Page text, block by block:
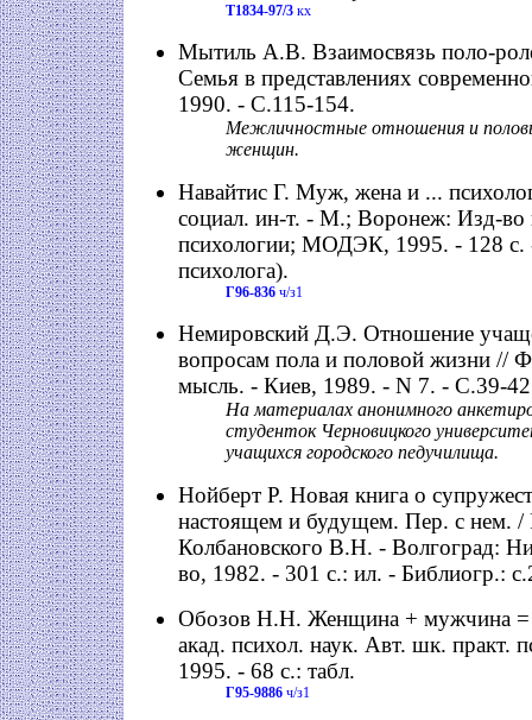
Т1834-97/3 кх
Мытиль А.В. Взаимосвязь поло-
Семья в представлениях
1990. - С.115-154.
Межличностные отношения и
женщин.
Навайтис Г. Муж, жена и ...
социал. ин-т. - М.; Воронеж: Изд-во
психологии; МОДЭК, 1995. - 128 с.
психолога).
Г96-836 ч/з1
Немировский Д.Э. Отношение
вопросам пола и половой жизни //
мысль. - Киев, 1989. - N 7. - С.39-
На материалах анонимного
студенток Черновицкого
учащихся городского педучилища.
Нойберт Р. Новая книга о
настоящем и будущем. Пер. с нем. /
Колбановского В.Н. - Волгоград:
во, 1982. - 301 с.: ил. - Библиогр.:
Обозов Н.Н. Женщина + мужчина
акад. психол. наук. Авт. шк. практ.
1995. - 68 с.: табл.
Г95-9886 ч/з1